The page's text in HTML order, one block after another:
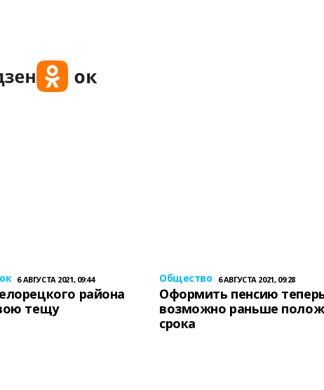
6 АВГУСТА 2021, 09:44
района
тещу
Общество 6 АВГУСТА 2021, 09:28
Оформить пенсию
возможно раньше
срока